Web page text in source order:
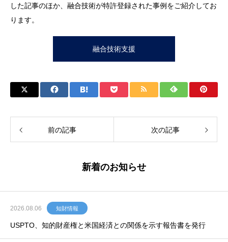
した記事のほか、融合技術が特許登録された事例をご紹介してお
ります。
融合技術支援
前の記事 次の記事
新着のお知らせ
2026.08.06 知財情報
USPTO、知的財産権と米国経済との関係を示す報告書を発行